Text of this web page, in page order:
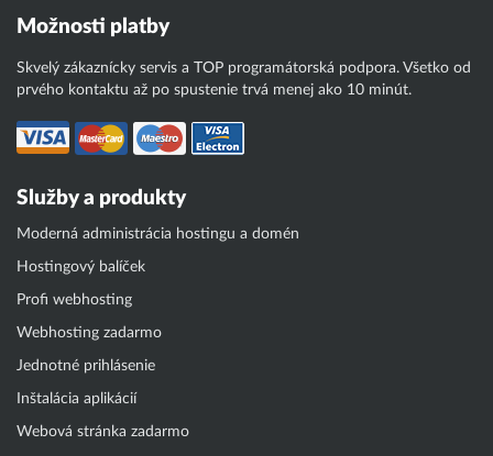
Možnosti platby
Skvelý zákaznícky servis a TOP programátorská podpora. Všetko od
prvého kontaktu až po spustenie trvá menej ako 10 minút.
Služby a produkty
Moderná administrácia hostingu a domén
Hostingový balíček
Profi webhosting
Webhosting zadarmo
Jednotné prihlásenie
Inštalácia aplikácií
Webová stránka zadarmo